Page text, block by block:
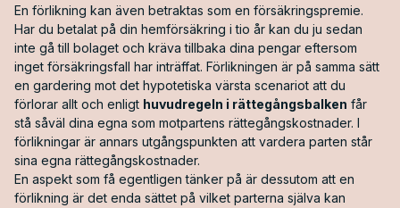
En förlikning kan även betraktas som en försäkringspremie.
Har du betalat på din hemförsäkring i tio år kan du ju sedan
inte gå till bolaget och kräva tillbaka dina pengar eftersom
inget försäkringsfall har inträffat. Förlikningen är på samma sätt
en gardering mot det hypotetiska värsta scenariot att du
förlorar allt och enligt huvudregeln i rättegångsbalken får
stå såväl dina egna som motpartens rättegångskostnader. I
förlikningar är annars utgångspunkten att vardera parten står
sina egna rättegångskostnader.
En aspekt som få egentligen tänker på är dessutom att en
förlikning är det enda sättet på vilket parterna själva kan